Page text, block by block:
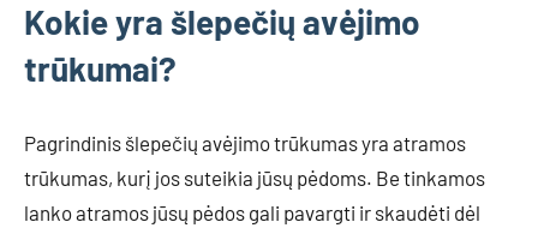
Kokie yra šlepečių avėjimo
trūkumai?
Pagrindinis šlepečių avėjimo trūkumas yra atramos
trūkumas, kurį jos suteikia jūsų pėdoms. Be tinkamos
lanko atramos jūsų pėdos gali pavargti ir skaudėti dėl